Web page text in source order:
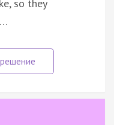
so they